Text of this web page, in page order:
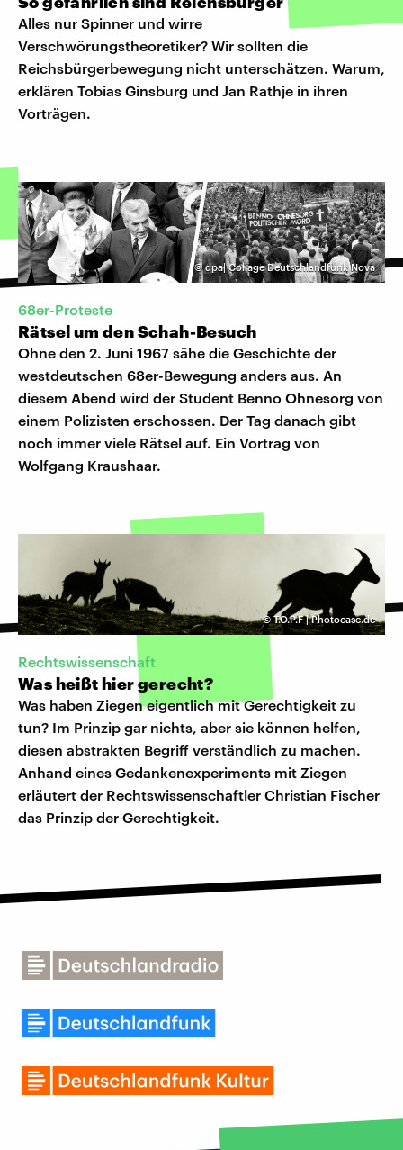
Alles nur Spinner und wirre
Verschwörungstheoretiker? Wir sollten die
Reichsbürgerbewegung nicht unterschätzen. Warum,
erklären Tobias Ginsburg und Jan Rathje in ihren
Vorträgen.
©dpa| Collage Deutschlandfunk Nova
68er-Proteste
Rätsel um den Schah-Besuch
Ohne den 2. Juni 1967 sähe die Geschichte der
westdeutschen 68er-Bewegung anders aus. An
diesem Abend wird der Student Benno Ohnesorg von
einem Polizisten erschossen. Der Tag danach gibt
noch immer viele Rätsel auf. Ein Vortrag von
Wolfgang Kraushaar.
© T.O.P.F | Photocase.de
​Rechtswissenschaft
Was heißt hier gerecht?
Was haben Ziegen eigentlich mit Gerechtigkeit zu
tun? Im Prinzip gar nichts, aber sie können helfen,
diesen abstrakten Begriff verständlich zu machen.
Anhand eines Gedankenexperiments mit Ziegen
erläutert der Rechtswissenschaftler Christian Fischer
das Prinzip der Gerechtigkeit.